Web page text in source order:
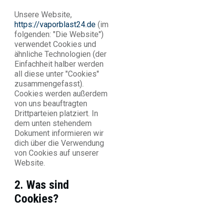
Unsere Website,
https://vaporblast24.de (im
folgenden: "Die Website")
verwendet Cookies und
ähnliche Technologien (der
Einfachheit halber werden
all diese unter "Cookies"
zusammengefasst).
Cookies werden außerdem
von uns beauftragten
Drittparteien platziert. In
dem unten stehendem
Dokument informieren wir
dich über die Verwendung
von Cookies auf unserer
Website.
2. Was sind
Cookies?